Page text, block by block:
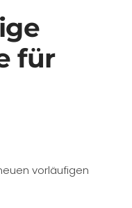
für
vorläufigen